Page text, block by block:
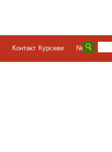
Контакт Курсеви News